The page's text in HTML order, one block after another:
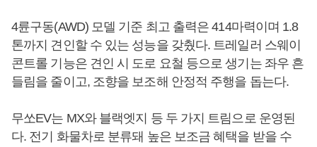
4륜구동(AWD) 모델 기준 최고 출력은 414마력이며 1.8
톤까지 견인할 수 있는 성능을 갖췄다. 트레일러 스웨이
콘트롤 기능은 견인 시 도로 요철 등으로 생기는 좌우 흔
들림을 줄이고, 조향을 보조해 안정적 주행을 돕는다.
무쏘EV는 MX와 블랙엣지 등 두 가지 트림으로 운영된
다. 전기 화물차로 분류돼 높은 보조금 혜택을 받을 수